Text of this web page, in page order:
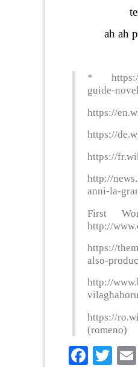
ah ah
* https://
guide-
https://
https://
https://
http://
anni-la-
First
http://
https://
also-
http://
https://
(romeno)